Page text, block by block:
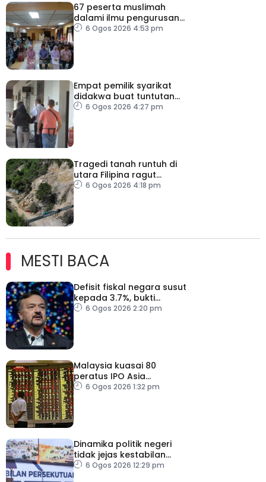
67 peserta muslimah
dalami ilmu pengurusan
jenazah
6 Ogos 2026 4:53 pm
Empat pemilik syarikat
didakwa buat tuntutan
palsu PERKESO
6 Ogos 2026 4:27 pm
Tragedi tanah runtuh di
utara Filipina ragut
empat nyawa
6 Ogos 2026 4:18 pm
MESTI BACA
Defisit fiskal negara susut
kepada 3.7%, bukti
keyakinan pelabur masih
6 Ogos 2026 2:20 pm
Malaysia kuasai 80
peratus IPO Asia
Tenggara, kumpul AS$1.4
6 Ogos 2026 1:32 pm
Dinamika politik negeri
tidak jejas kestabilan
Kerajaan Perpaduan
6 Ogos 2026 12:29 pm